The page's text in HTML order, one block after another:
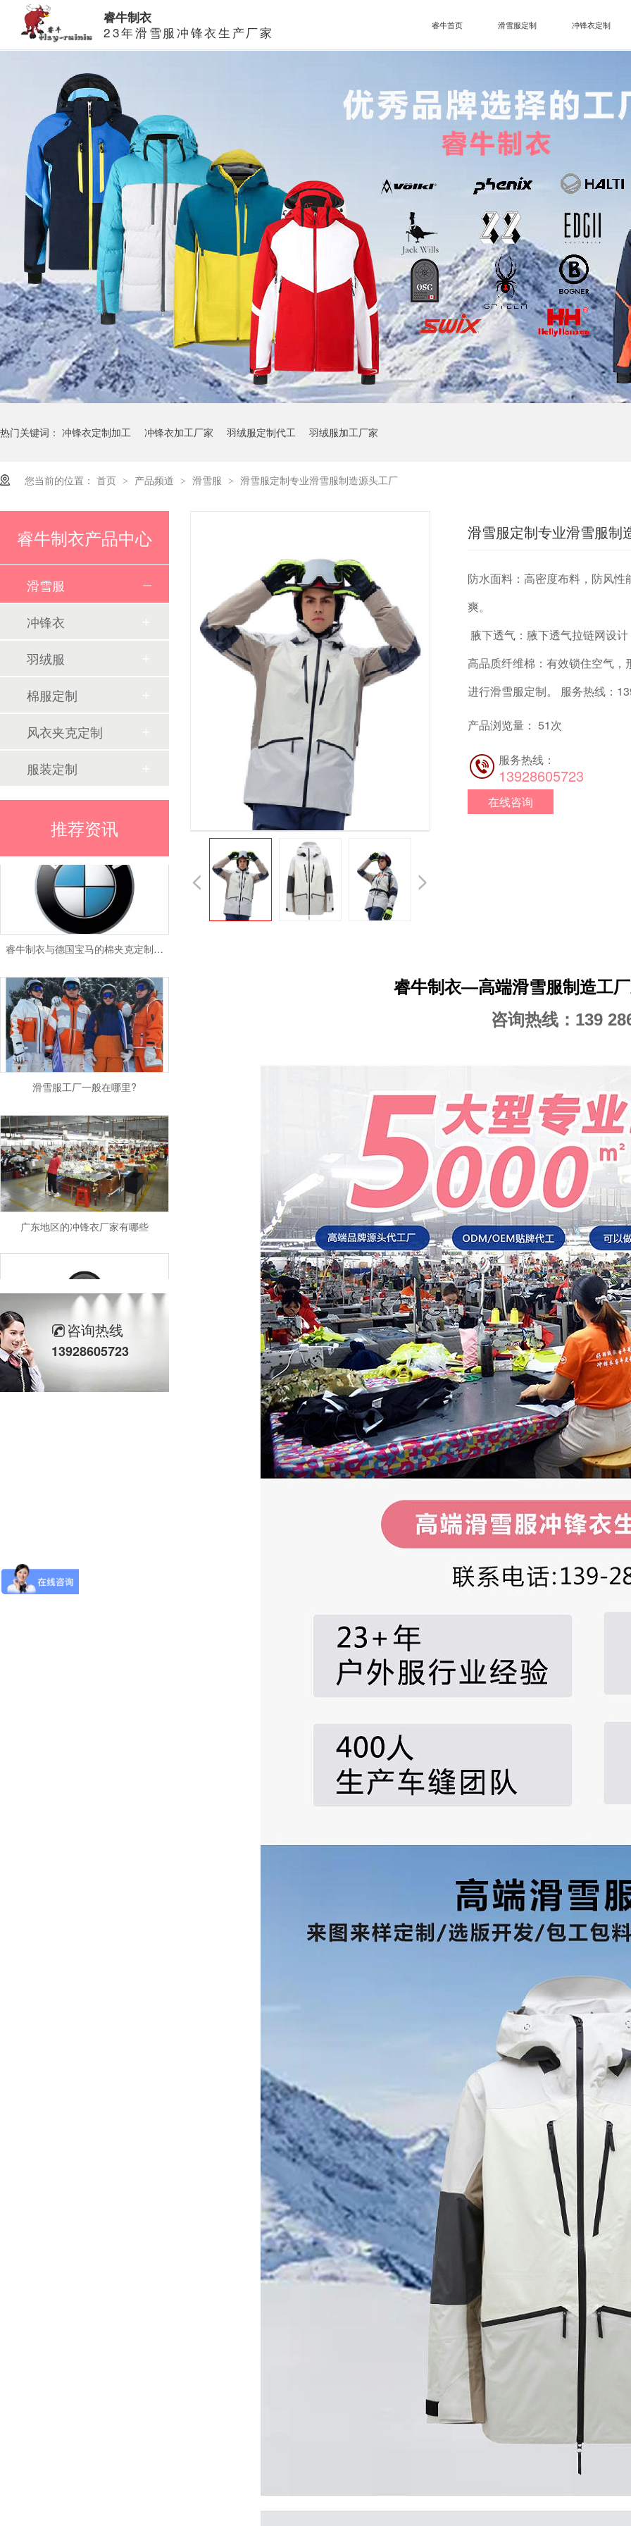
睿牛制衣
23年滑雪服冲锋衣生产厂家 睿牛首页 滑雪服定制 冲锋衣定制
热门关键词： 冲锋衣定制加工 冲锋衣加工厂家 羽绒服定制代工 羽绒服加工厂家
您当前的位置： 首页 > 产品频道 > 滑雪服 > 滑雪服定制专业滑雪服制造源头工厂
滑雪服定制专业滑雪服制
防水面料：高密度布料，防风
爽。
腋下透气：腋下透气拉链网设
高品质纤维棉：有效锁住空气
进行滑雪服定制。 服务热线：
产品浏览量： 51次
服务热线：
13928605723
在线咨询
睿牛制衣—高端滑雪服制造工
咨询热线：139
睿牛制衣产品中心
滑雪服
冲锋衣
羽绒服
棉服定制
风衣夹克定制
服装定制
推荐资讯
滑雪服工厂一般在哪里?
广东地区的冲锋衣厂家有哪些
OSC
咨询热线
13928605723